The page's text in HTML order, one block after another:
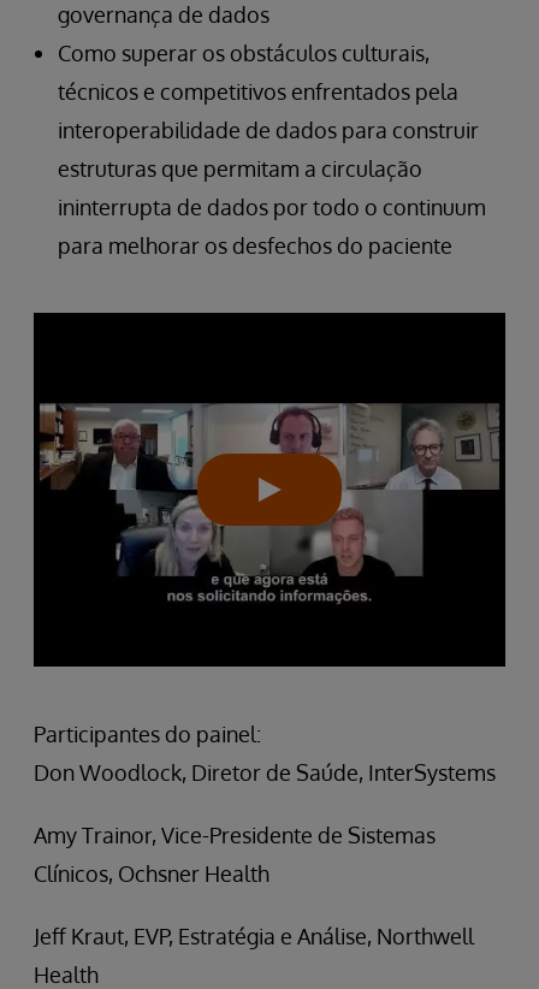
governança de dados
Como superar os obstáculos culturais,
técnicos e competitivos enfrentados pela
interoperabilidade de dados para construir
estruturas que permitam a circulação
ininterrupta de dados por todo o continuum
para melhorar os desfechos do paciente
Participantes do painel:
Don Woodlock, Diretor de Saúde, InterSystems
Amy Trainor, Vice-Presidente de Sistemas
Clínicos, Ochsner Health
Jeff Kraut, EVP, Estratégia e Análise, Northwell
Health